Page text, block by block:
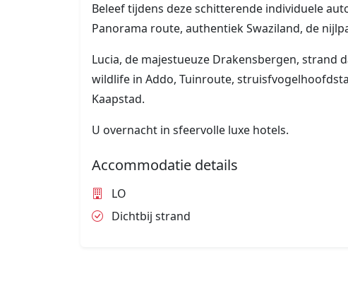
Beleef tijdens deze schitterende individuele
Panorama route, authentiek Swaziland, de
Lucia, de majestueuze Drakensbergen, strand
wildlife in Addo, Tuinroute,
Kaapstad.
U overnacht in sfeervolle luxe hotels.
Accommodatie details
LO
Dichtbij strand